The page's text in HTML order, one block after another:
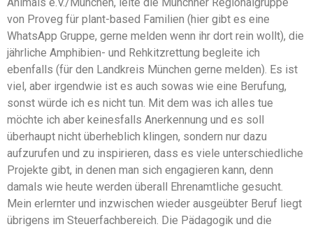
von Proveg für plant-based Familien (hier gibt es eine
WhatsApp Gruppe, gerne melden wenn ihr dort rein wollt), die
jährliche Amphibien- und Rehkitzrettung begleite ich
ebenfalls (für den Landkreis München gerne melden). Es ist
viel, aber irgendwie ist es auch sowas wie eine Berufung,
sonst würde ich es nicht tun. Mit dem was ich alles tue
möchte ich aber keinesfalls Anerkennung und es soll
überhaupt nicht überheblich klingen, sondern nur dazu
aufzurufen und zu inspirieren, dass es viele unterschiedliche
Projekte gibt, in denen man sich engagieren kann, denn
damals wie heute werden überall Ehrenamtliche gesucht.
Mein erlernter und inzwischen wieder ausgeübter Beruf liegt
übrigens im Steuerfachbereich. Die Pädagogik und die